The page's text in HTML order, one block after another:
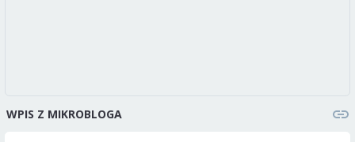
WPIS Z MIKROBLOGA